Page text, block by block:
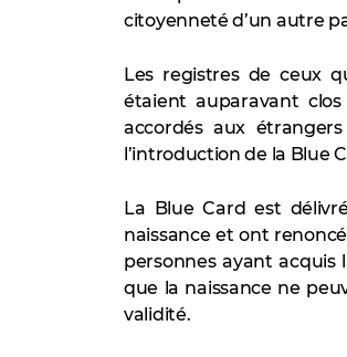
citoyenneté d’un autre
Les registres de ceux
étaient auparavant
accordés aux
l’introduction de la Blue
La Blue Card est
naissance et ont
personnes ayant
que la naissance ne
validité.